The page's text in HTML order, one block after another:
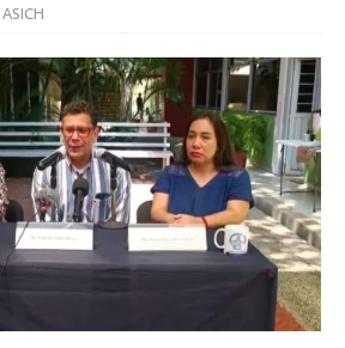
ASICH